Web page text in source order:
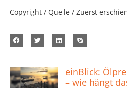
Copyright / Quelle / Zuerst
einBlick:
– wie hängt